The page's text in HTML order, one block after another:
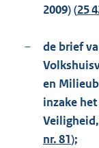
2009) (25
–
de brief
en
inzake
nr. 81);